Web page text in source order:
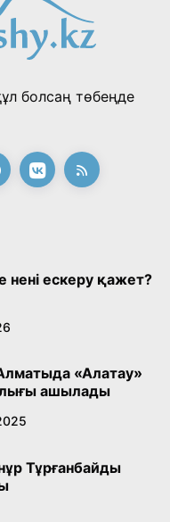
қызмет
құрмет: Алматы
шығып,
өз
базары»
болсаң төбеңде
нені ескеру қажет?
«Алатау»
ашылады
Тұрғанбайды